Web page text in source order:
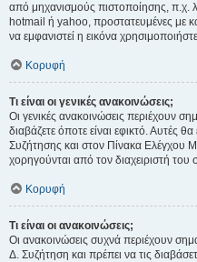
από μηχανισμούς πιστοποίησης, π.χ.
hotmail ή yahoo, προστατευμένες με
να εμφανιστεί η εικόνα
Κορυφή
Τι είναι οι γενικές ανακοινώσεις;
Οι γενικές ανακοινώσεις περιέχουν
διαβάζετε όποτε είναι εφικτό. Αυτές
Συζήτησης και στον Πίνακα Ελέγχου
χορηγούνται από τον διαχειριστή
Κορυφή
Τι είναι οι ανακοινώσεις;
Οι ανακοινώσεις συχνά περιέχουν
Δ. Συζήτηση και πρέπει να τις